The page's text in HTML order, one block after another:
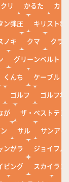
リ かるた
カレ
ン弾圧
キリスト教
ノキ クマ
クラ
グリーンベルト
くんち
ケーブル
ゴルフ
ゴルフ場
が
ザ・ベストテン
サル
サンアイ
ンがラ
ジョイフル
ビング
スカイラン